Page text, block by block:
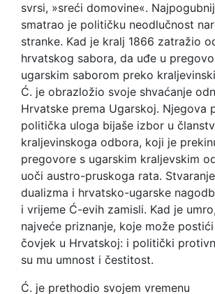
svrsi, »sreći domovine«.
smatrao je političku neodlučnost
stranke. Kad je kralj 1866 zatražio
hrvatskog sabora, da uđe u
ugarskim saborom preko
Ć. je obrazložio svoje shvaćanje
Hrvatske prema Ugarskoj. Njegova
politička uloga bijaše izbor u
kraljevinskoga odbora, koji je
pregovore s ugarskim kraljevskim
uoči austro-pruskoga rata.
dualizma i hrvatsko-ugarske
i vrijeme Ć-evih zamisli. Kad je
najveće priznanje, koje može
čovjek u Hrvatskoj: i politički
su mu umnost i čestitost.
Ć. je prethodio svojem vremenu